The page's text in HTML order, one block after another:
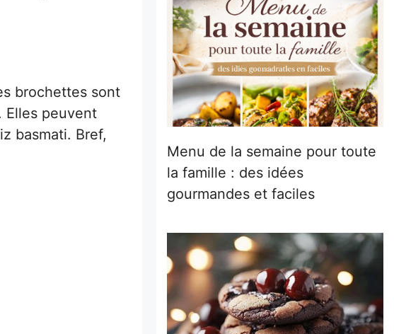
brochettes sont
Elles peuvent
basmati. Bref,
Menu de la semaine pour toute
la famille : des idées
gourmandes et faciles